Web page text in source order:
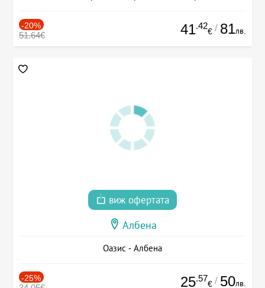
-20%
51.64€ 41.42
€ / 81лв.
виж офертата
Албена
Оазис - Албена
-25% 25.57
€ / 50лв.